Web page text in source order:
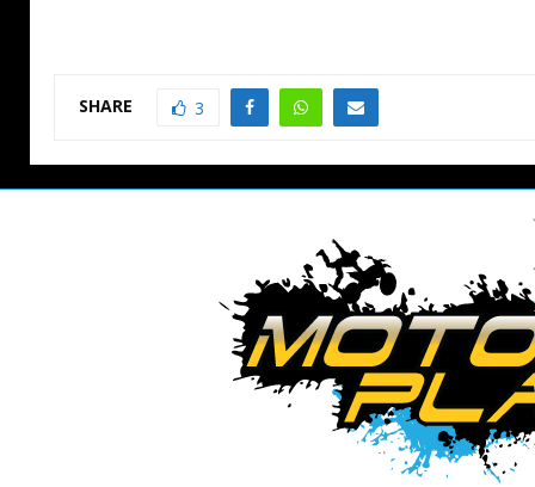
SHARE 3